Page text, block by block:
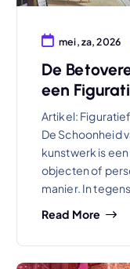
mei, za, 2026
De
een
Artikel:
De Schoonheid
kunstwerk is
objecten of
manier. In
Read More